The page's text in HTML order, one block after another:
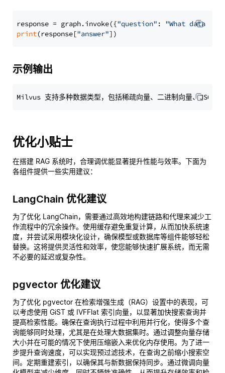
response = graph.invoke({"question" : "What data
print(response["answer"
示例输出
优化小贴士
在搭建 RAG 系统时，合理调优能显著提升性能与效率。下面为
各组件提供一些实用建议：
LangChain 优化建议
为了优化 LangChain，需要通过高效地构建链路和代理来减少工
作流程中的冗余操作。使用缓存避免重复计算，从而加快系统速
度，并尝试采用模块化设计，确保模型或数据库等组件能够轻松
替换。这将提供灵活性和效率，使您能够快速扩展系统，而无需
不必要的延迟或复杂性。
pgvector 优化建议
为了优化 pgvector 在检索增强生成（RAG）设置中的表现，可
以考虑使用 GiST 或 IVFFlat 索引向量，以显著加快搜索查询并
提高检索性能。确保在查询执行过程中利用并行化，使得多个查
询能够同时处理，尤其是在处理大数据集时。通过调整向量存储
大小并在可能的情况下使用压缩嵌入来优化内存使用。为了进一
步提升查询速度，可以实现预过滤技术，在查询之前缩小搜索空
间。定期重建索引，以确保其与新数据保持同步。通过微调向量